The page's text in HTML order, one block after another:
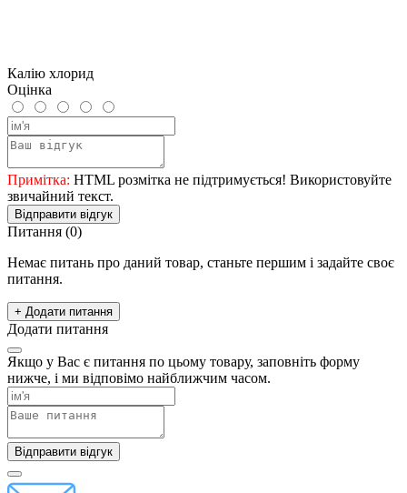
Калію хлорид
Оцінка
Примітка: HTML розмітка не підтримується! Використовуйте
звичайний текст.
Відправити відгук
Питання (0)
Немає питань про даний товар, станьте першим і задайте своє
питання.
+ Додати питання
Додати питання
Якщо у Вас є питання по цьому товару, заповніть форму
нижче, і ми відповімо найближчим часом.
Відправити відгук